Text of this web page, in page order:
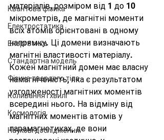
Квантова фізика
Електростатика
Енергетика
Стандартна модель
Фізика твердого тіла
Коливання і хвилі
Космологія
Наукові дослідження
матеріалів, розміром від 1 до 10
мікрометрів, де магнітні моменти
всіх атомів орієнтовані в одному
напрямку. Ці домени визначають
магнітні властивості матеріалу.
Кожен магнітний домен має власну
намагніченість, яка є результатом
узгодженості магнітних моментів
всередині нього. На відміну від
магнітних моментів атомів у
парамагнетиках, де вони